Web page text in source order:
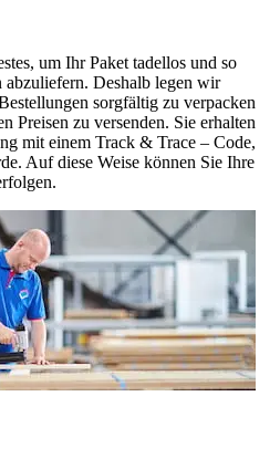
um Ihr Paket tadellos und so
Deshalb legen wir
sorgfältig zu verpacken
Preisen zu versenden. Sie erhalten
mit einem Track & Trace – Code,
Auf diese Weise können Sie Ihre